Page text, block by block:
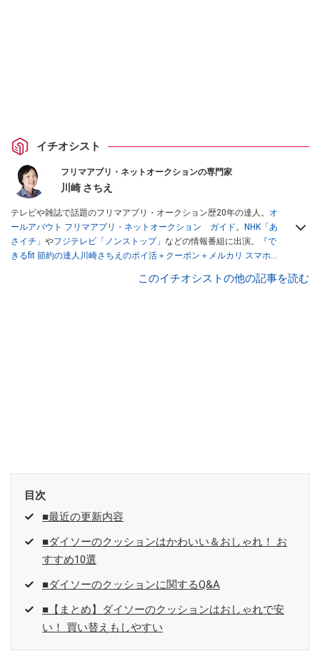
イチオシスト
フリマアプリ・ネットオークションの専門家
川崎 さちえ
テレビや雑誌で話題のフリマアプリ・オークション歴20年の達人。 オ
ールアバウト フリマアプリ・ネットオークション ガイド。
NHK「あ
さイチ」 やフジテレビ「ノンストップ」 などの情報番組に出演。
『で
きるfit 節約の達人川崎さちえのポイ活＋クーポン＋メルカリ スマホで
スマホ1つでスキマ時間に効率的に稼ぐ！』（翔泳社刊） ほか著書多
このイチオシストの他の記事を読む
目次
■最近の更新内容
■ダイソーのクッションはかわいい＆おしゃれ！ お
すすめ10選
■ダイソーのクッションに関するQ&A
■【まとめ】ダイソーのクッションはおしゃれで安
い！ 買い替えもしやすい